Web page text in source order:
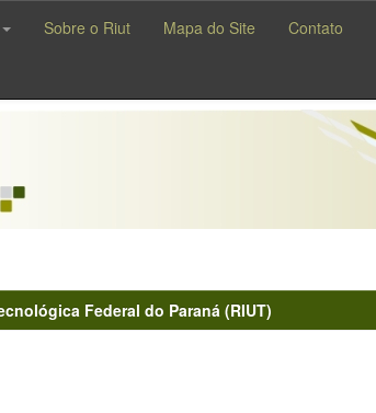
Sobre o Riut Mapa do Site Contato
Federal do Paraná (RIUT)